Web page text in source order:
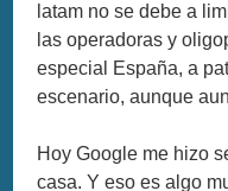
latam no se debe a
las operadoras y
especial España, a
escenario, aunque
Hoy Google me hizo
casa. Y eso es algo